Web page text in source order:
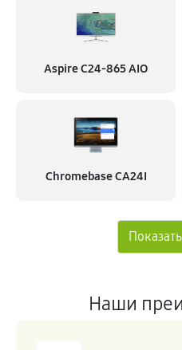
Aspire C24‑865 AIO
Chromebase CA24I
Наши